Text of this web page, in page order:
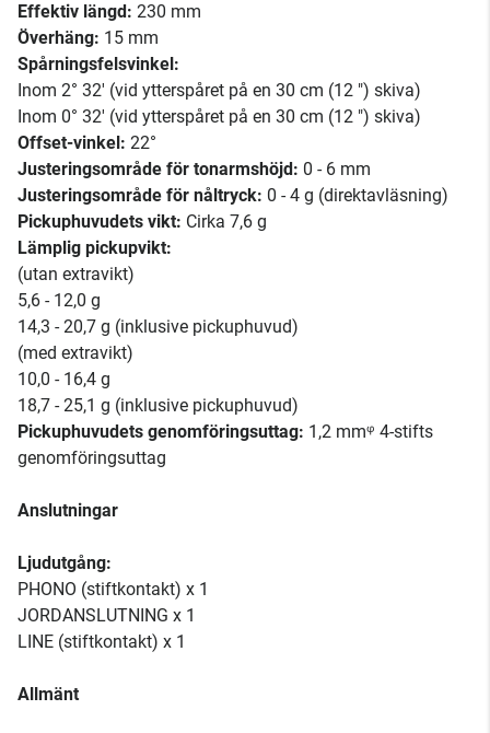
Effektiv längd: 230 mm
Överhäng: 15 mm
Spårningsfelsvinkel:
Inom 2° 32' (vid ytterspåret på en 30 cm (12 ") skiva)
Inom 0° 32' (vid ytterspåret på en 30 cm (12 ") skiva)
Offset-vinkel: 22°
Justeringsområde för tonarmshöjd: 0 - 6 mm
Justeringsområde för nåltryck: 0 - 4 g (direktavläsning)
Pickuphuvudets vikt: Cirka 7,6 g
Lämplig pickupvikt:
(utan extravikt)
5,6 - 12,0 g
14,3 - 20,7 g (inklusive pickuphuvud)
(med extravikt)
10,0 - 16,4 g
18,7 - 25,1 g (inklusive pickuphuvud)
Pickuphuvudets genomföringsuttag: 1,2 mmᵠ 4-stifts
genomföringsuttag
Anslutningar
Ljudutgång:
PHONO (stiftkontakt) x 1
JORDANSLUTNING x 1
LINE (stiftkontakt) x 1
Allmänt